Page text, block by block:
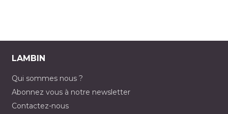
LAMBIN
Qui sommes nous ?
Abonnez vous à notre newsletter
Contactez-nous